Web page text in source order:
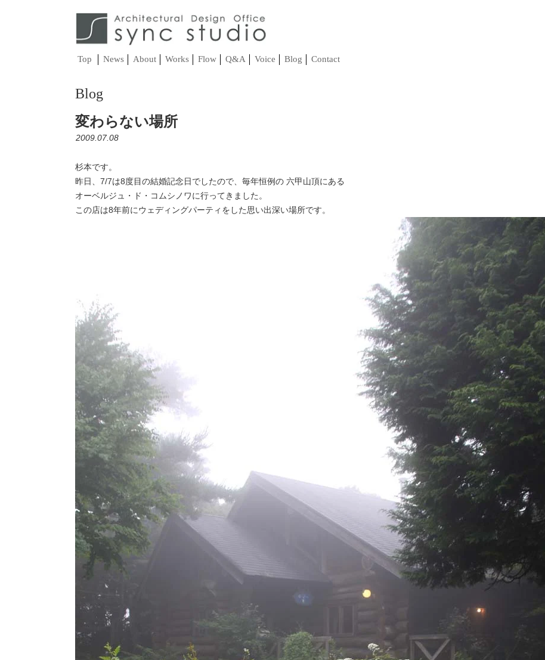
Top News About Works Flow Q&A Voice Blog Contact
Blog
変わらない場所
2009.07.08
杉本です。
昨日、7/7は8度目の結婚記念日でしたので、毎年恒例の 六甲山頂にある
オーベルジュ・ド・コムシノワに行ってきました。
この店は8年前にウェディングパーティをした思い出深い場所です。